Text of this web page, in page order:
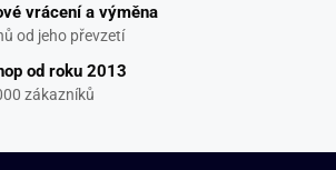
vrácení a výměna
od jeho převzetí
od roku 2013
zákazníků